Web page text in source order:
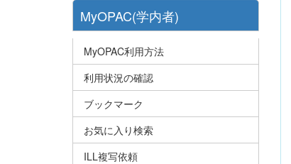
MyOPAC(学内者)
MyOPAC利用方法
利用状況の確認
ブックマーク
お気に入り検索
ILL複写依頼